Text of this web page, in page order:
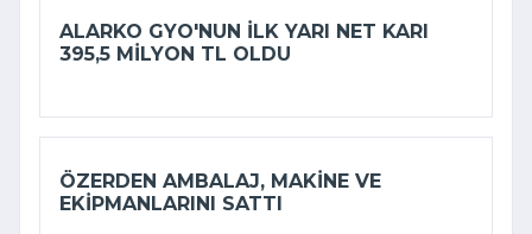
ALARKO GYO'NUN ILK YARI NET KARI
395,5 MILYON TL OLDU
ÖZERDEN AMBALAJ, MAKINE VE
EKIPMANLARINI SATTI